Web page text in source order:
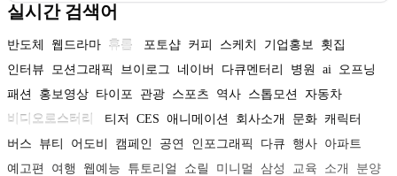
실시간 검색어
반도체 웹드라마 휴롬 포토샵 커피 스케치 기업홍보
횟집
인터뷰
모션그래픽 브이로그 네이버 다큐멘터리 병원 ai
오프닝
패션
홍보영상 타이포 관광 스포츠 역사 스톱모션
자동차
비디오로스터리
티저 CES 애니메이션 회사소개 문화 캐릭터
버스
뷰티 어도비 캠페인 공연 인포그래픽 다큐 행사 아파트
예고편
여행 웹예능 튜토리얼 쇼릴 미니멀 삼성 교육 소개
분양